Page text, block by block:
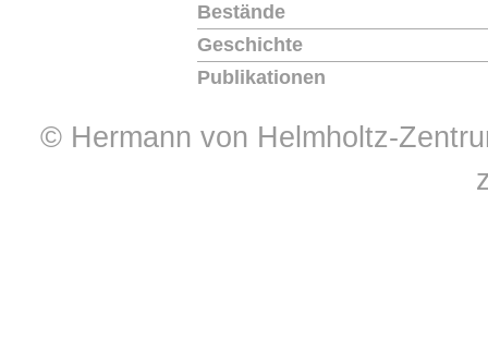
Bestände
Geschichte
Publikationen
© Hermann von Helmholtz-